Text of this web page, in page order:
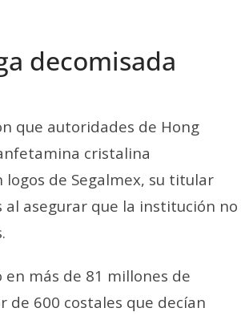
decomisada
que autoridades de Hong
cristalina
de Segalmex, su titular
asegurar que la institución no
en más de 81 millones de
600 costales que decían